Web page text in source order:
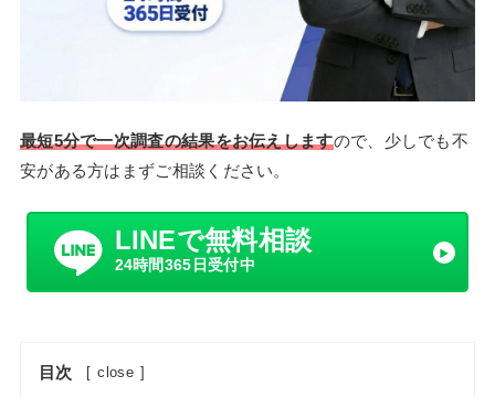
最短5分で一次調査の結果をお伝えしますので、少しでも不
安がある方はまずご相談ください。
LINEで無料相談
24時間365日受付中
目次 [ close ]